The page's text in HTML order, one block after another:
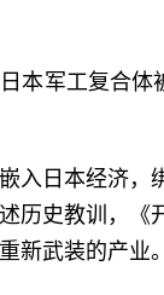
本军工复合
入日本经济
历史教训，
新武装的产业